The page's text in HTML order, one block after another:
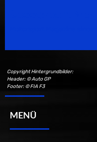
Copyright Hintergrundbilder:
Header: © Auto GP
Footer: © FIA F3
MENÜ